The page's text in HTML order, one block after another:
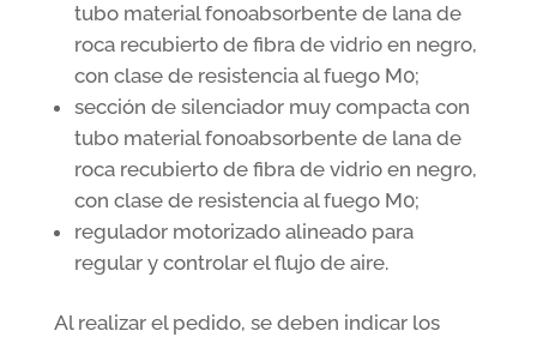
tubo material fonoabsorbente de lana de
roca recubierto de fibra de vidrio en negro,
con clase de resistencia al fuego M0;
sección de silenciador muy compacta con
tubo material fonoabsorbente de lana de
roca recubierto de fibra de vidrio en negro,
con clase de resistencia al fuego M0;
regulador motorizado alineado para
regular y controlar el flujo de aire.
Al realizar el pedido, se deben indicar los